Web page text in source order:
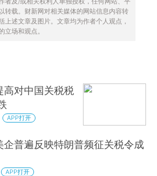
转载。财新网对相关媒体的网站信息内容转
上述文章及图片。文章均为作者个人观点，
立场和观点。
高对中国关税税
APP打开
企普遍反映特朗普频征关税令成
APP打开